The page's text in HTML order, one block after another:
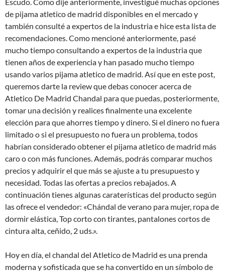
de pijama atletico de madrid disponibles en el mercado y
también consulté a expertos de la industria e hice esta lista de
recomendaciones. Como mencioné anteriormente, pasé
mucho tiempo consultando a expertos de la industria que
tienen años de experiencia y han pasado mucho tiempo
usando varios pijama atletico de madrid. Así que en este post,
queremos darte la review que debas conocer acerca de
Atletico De Madrid Chandal para que puedas, posteriormente,
tomar una decisión y realices finalmente una excelente
elección para que ahorres tiempo y dinero. Si el dinero no fuera
limitado o si el presupuesto no fuera un problema, todos
habrían considerado obtener el pijama atletico de madrid más
caro o con más funciones. Además, podrás comparar muchos
precios y adquirir el que más se ajuste a tu presupuesto y
necesidad. Todas las ofertas a precios rebajados. A
continuación tienes algunas caraterísticas del producto según
las ofrece el vendedor: «Chándal de verano para mujer, ropa de
dormir elástica, Top corto con tirantes, pantalones cortos de
cintura alta, ceñido, 2 uds.».
Hoy en día, el chandal del Atletico de Madrid es una prenda
moderna y sofisticada que se ha convertido en un símbolo de